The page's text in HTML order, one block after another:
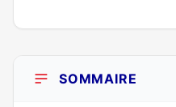
SOMMAIRE